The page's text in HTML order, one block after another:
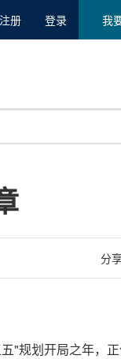
注册 登录 我
分
"规划开局之年，